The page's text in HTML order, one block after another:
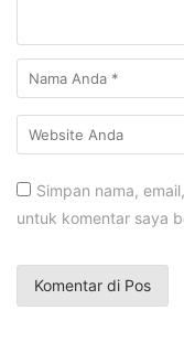
Simpan nama,
untuk komentar saya